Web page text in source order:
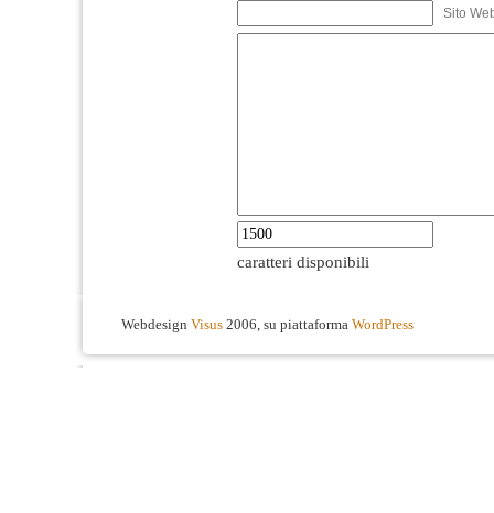
Sito
caratteri disponibili
Webdesign Visus 2006, su piattaforma WordPress